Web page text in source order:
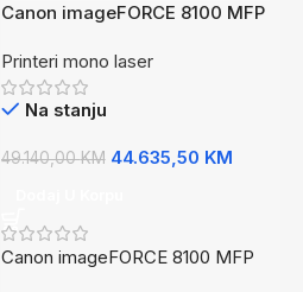
Canon imageFORCE 8100 MFP
Printeri mono laser
Na stanju
49.140,00KM 44.635,50 KM
Canon imageFORCE 8100 MFP